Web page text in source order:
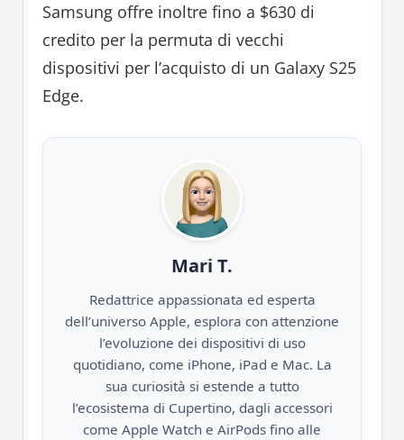
Samsung offre inoltre fino a $630 di
credito per la permuta di vecchi
dispositivi per l’acquisto di un Galaxy S25
Edge.
Mari T.
Redattrice appassionata ed esperta
dell’universo Apple, esplora con attenzione
l’evoluzione dei dispositivi di uso
quotidiano, come iPhone, iPad e Mac. La
sua curiosità si estende a tutto
l’ecosistema di Cupertino, dagli accessori
come Apple Watch e AirPods fino alle